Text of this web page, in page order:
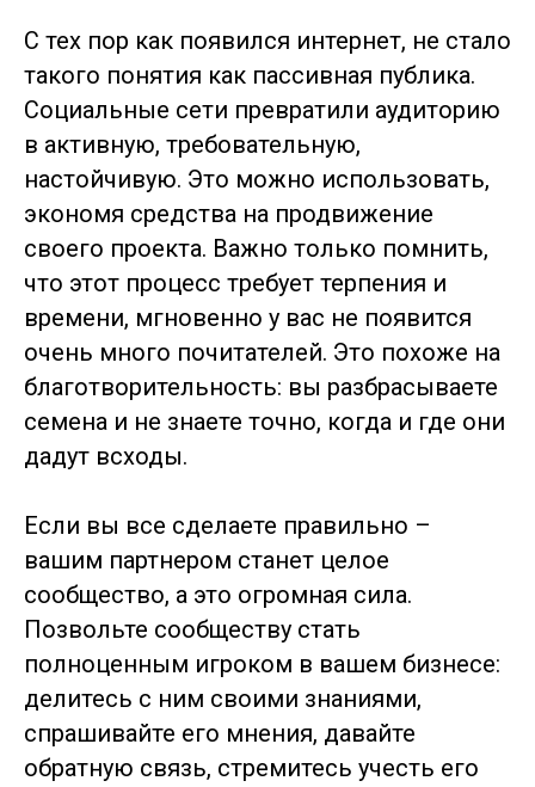
С тех пор как появился интернет, не стало
такого понятия как пассивная публика.
Социальные сети превратили аудиторию
в активную, требовательную,
настойчивую. Это можно использовать,
экономя средства на продвижение
своего проекта. Важно только помнить,
что этот процесс требует терпения и
времени, мгновенно у вас не появится
очень много почитателей. Это похоже на
благотворительность: вы разбрасываете
семена и не знаете точно, когда и где они
дадут всходы.
Если вы все сделаете правильно –
вашим партнером станет целое
сообщество, а это огромная сила.
Позвольте сообществу стать
полноценным игроком в вашем бизнесе:
делитесь с ним своими знаниями,
спрашивайте его мнения, давайте
обратную связь, стремитесь учесть его